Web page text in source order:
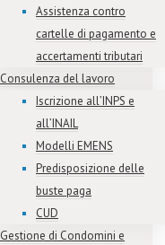
Assistenza contro
cartelle di pagamento e
accertamenti tributari
Consulenza del lavoro
Iscrizione all’INPS e
all’INAIL
Modelli EMENS
Predisposizione delle
buste paga
CUD
Gestione di Condomini e